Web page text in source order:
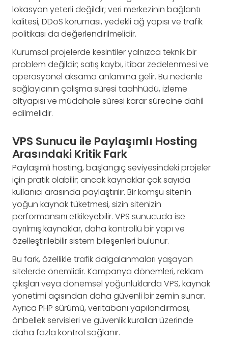
lokasyon yeterli değildir; veri merkezinin bağlantı
kalitesi, DDoS koruması, yedekli ağ yapısı ve trafik
politikası da değerlendirilmelidir.
Kurumsal projelerde kesintiler yalnızca teknik bir
problem değildir; satış kaybı, itibar zedelenmesi ve
operasyonel aksama anlamına gelir. Bu nedenle
sağlayıcının çalışma süresi taahhüdü, izleme
altyapısı ve müdahale süresi karar sürecine dahil
edilmelidir.
VPS Sunucu ile Paylaşımlı Hosting
Arasındaki Kritik Fark
Paylaşımlı hosting, başlangıç seviyesindeki projeler
için pratik olabilir; ancak kaynaklar çok sayıda
kullanıcı arasında paylaştırılır. Bir komşu sitenin
yoğun kaynak tüketmesi, sizin sitenizin
performansını etkileyebilir. VPS sunucuda ise
ayrılmış kaynaklar, daha kontrollü bir yapı ve
özelleştirilebilir sistem bileşenleri bulunur.
Bu fark, özellikle trafik dalgalanmaları yaşayan
sitelerde önemlidir. Kampanya dönemleri, reklam
çıkışları veya dönemsel yoğunluklarda VPS, kaynak
yönetimi açısından daha güvenli bir zemin sunar.
Ayrıca PHP sürümü, veritabanı yapılandırması,
önbellek servisleri ve güvenlik kuralları üzerinde
daha fazla kontrol sağlanır.